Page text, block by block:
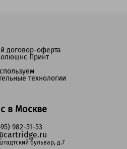
в Москве
982-51-53
бульвар, д.7
договор-оферта
Принт
технологии